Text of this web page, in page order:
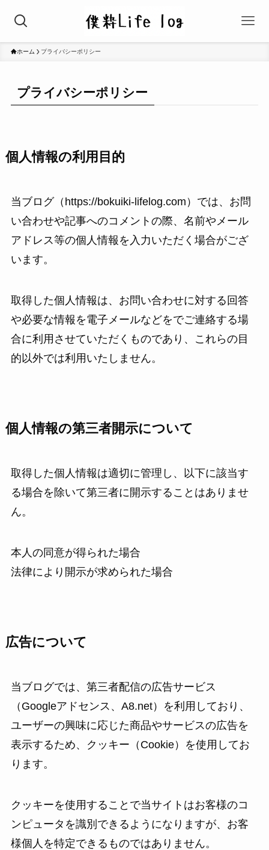
ホーム プライバシーポリシー
プライバシーポリシー
個人情報の利用目的
当ブログ（https://bokuiki-lifelog.com）では、お問
い合わせや記事へのコメントの際、名前やメール
アドレス等の個人情報を入力いただく場合がござ
います。
取得した個人情報は、お問い合わせに対する回答
や必要な情報を電子メールなどをでご連絡する場
合に利用させていただくものであり、これらの目
的以外では利用いたしません。
個人情報の第三者開示について
取得した個人情報は適切に管理し、以下に該当す
る場合を除いて第三者に開示することはありませ
ん。
本人の同意が得られた場合
法律により開示が求められた場合
広告について
当ブログでは、第三者配信の広告サービス
（Googleアドセンス、A8.net）を利用しており、
ユーザーの興味に応じた商品やサービスの広告を
表示するため、クッキー（Cookie）を使用してお
ります。
クッキーを使用することで当サイトはお客様のコ
ンピュータを識別できるようになりますが、お客
様個人を特定できるものではありません。